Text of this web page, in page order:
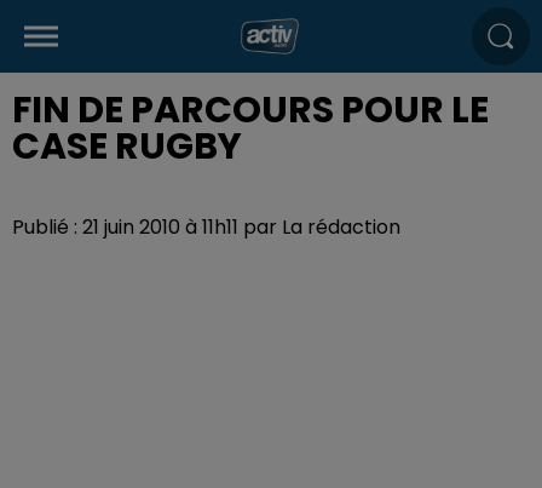
FIN DE PARCOURS POUR LE
CASE RUGBY
Publié : 21 juin 2010 à 11h11 par La rédaction